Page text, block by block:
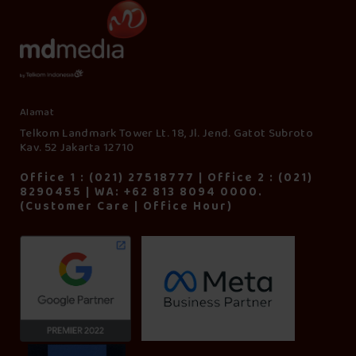
Alamat
Telkom Landmark Tower Lt. 18, Jl. Jend. Gatot Subroto
Kav. 52 Jakarta 12710
Office 1 : (021) 27518777 | Office 2 : (021)
8290455 | WA: +62 813 8094 0000.
(Customer Care | Office Hour)